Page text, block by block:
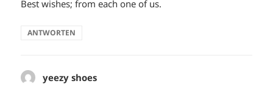
Best wishes; from each one of us.
ANTWORTEN
yeezy shoes